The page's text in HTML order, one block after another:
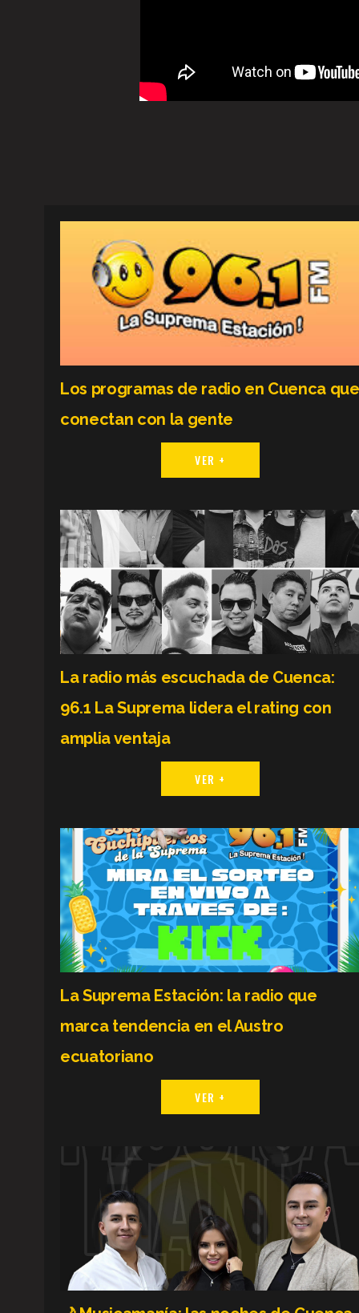
Los programas de radio en Cuenca que
conectan con la gente
VER +
La radio más escuchada de Cuenca:
96.1 La Suprema lidera el rating con
amplia ventaja
VER +
La Suprema Estación: la radio que
marca tendencia en el Austro
ecuatoriano
VER +